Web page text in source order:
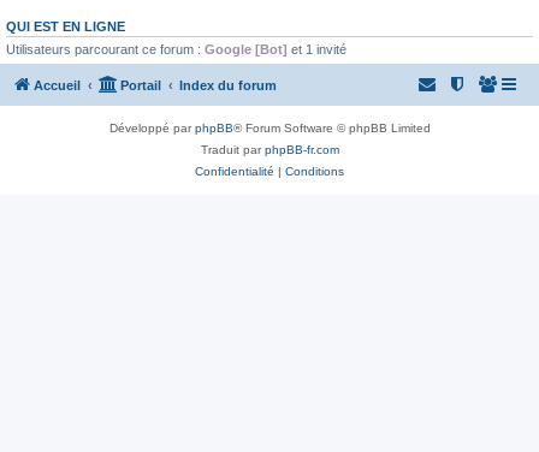
QUI EST EN LIGNE
Utilisateurs parcourant ce forum : Google [Bot] et 1 invité
Accueil Portail Index du forum
Développé parphpBB® Forum Software © phpBB Limited
Traduit parphpBB-fr.com
Confidentialité | Conditions